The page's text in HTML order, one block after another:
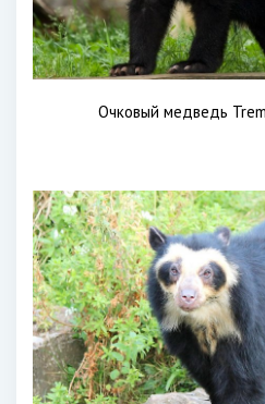
Очковый медведь